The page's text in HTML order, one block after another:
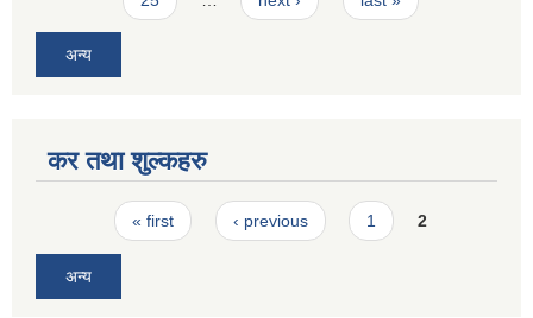
अन्य
कर तथा शुल्कहरु
Pages« first ‹ previous 1 2
अन्य